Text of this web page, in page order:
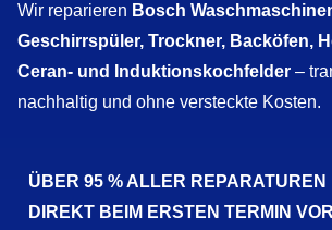
Wir reparieren Bosch
Geschirrspüler, Trockner, Backöfen,
Ceran- und Induktionskochfelder –
nachhaltig und ohne versteckte Kosten.
ÜBER 95 % ALLER REPARATUREN
DIREKT BEIM ERSTEN TERMIN